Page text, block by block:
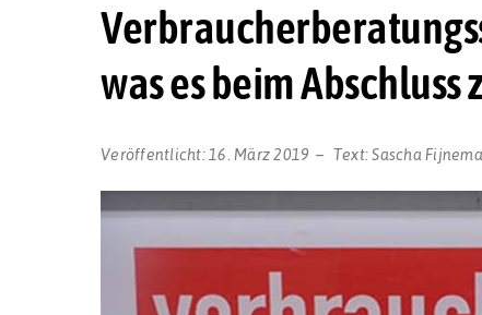
was es beim
Veröffentlicht: 16. März 2019 Text:Sascha